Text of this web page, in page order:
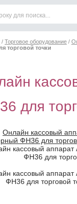
/ Торговое оборудование /
торговой точки
для
кассовый
ФН36 для
кассовый
ФН36 для торговой